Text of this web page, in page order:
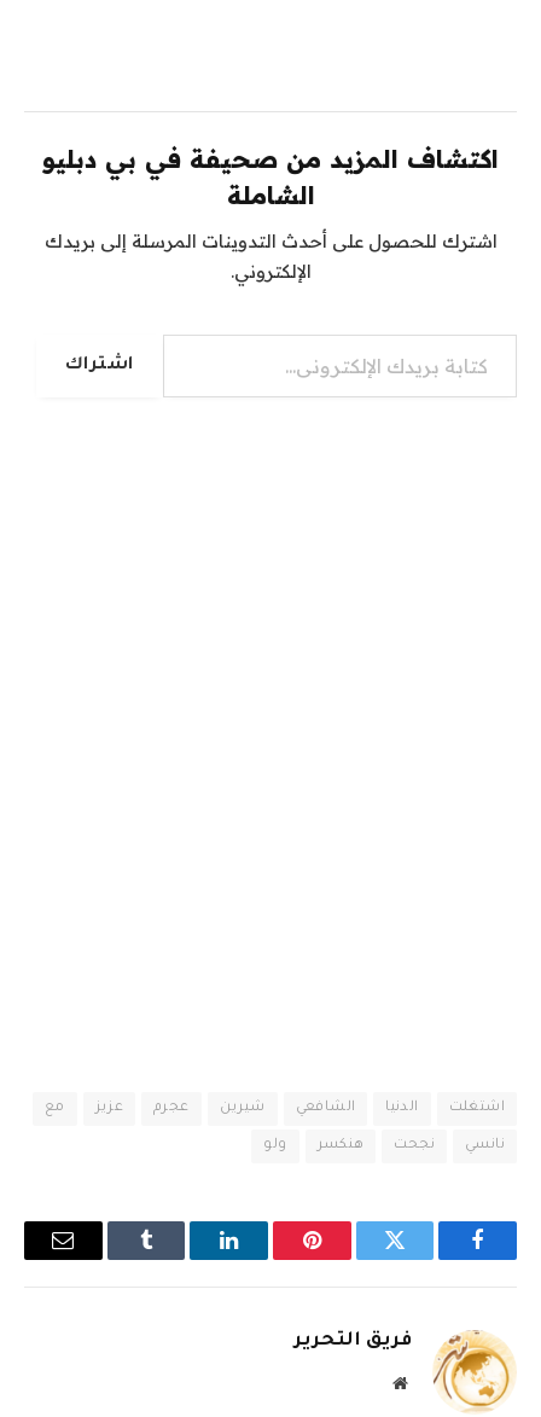
اكتشاف المزيد من صحيفة في بي دبليو
الشاملة
اشترك للحصول على أحدث التدوينات المرسلة إلى بريدك
الإلكتروني.
كتابة بريدك الإلكتروني...
اشتراك
اشتغلت الدنيا الشافعي شيرين عجرم عزيز مع
نانسي نجحت هنكسر ولو
فيسبوك تويتر بينتيريستلينكدإن Tumblr
البريد
فريق التحرير
موقع